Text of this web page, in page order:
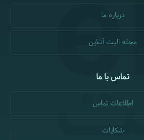
درباره ما
مجله الیت آنلاین
تماس با ما
اطلاعات تماس
شکایات